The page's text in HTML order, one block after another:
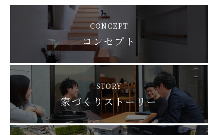
CONCEPT
コンセプト
STORY
家づくりストーリー